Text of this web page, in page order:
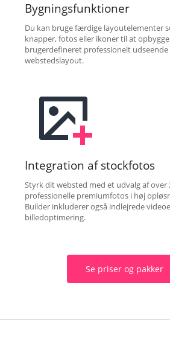
Bygningsfunktioner
Du kan bruge færdige layoutelementer
knapper, fotos eller ikoner til at
brugerdefineret professionelt udseende
webstedslayout.
Integration af stockfotos
Styrk dit websted med et udvalg af over
professionelle premiumfotos i høj
Builder inkluderer også indlejrede
billedoptimering.
Se priser og pakker